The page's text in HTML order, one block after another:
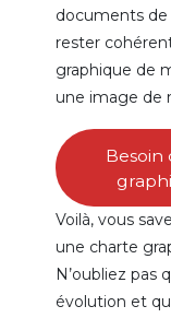
documents de
rester
graphique de
une image de
Besoin
Voilà, vous
une charte
N’oubliez pas
évolution et